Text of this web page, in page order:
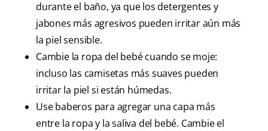
durante el baño, ya que los detergentes y
jabones más agresivos pueden irritar aún más
la piel sensible.
Cambie la ropa del bebé cuando se moje:
incluso las camisetas más suaves pueden
irritar la piel si están húmedas.
Use baberos para agregar una capa más
entre la ropa y la saliva del bebé. Cambie el